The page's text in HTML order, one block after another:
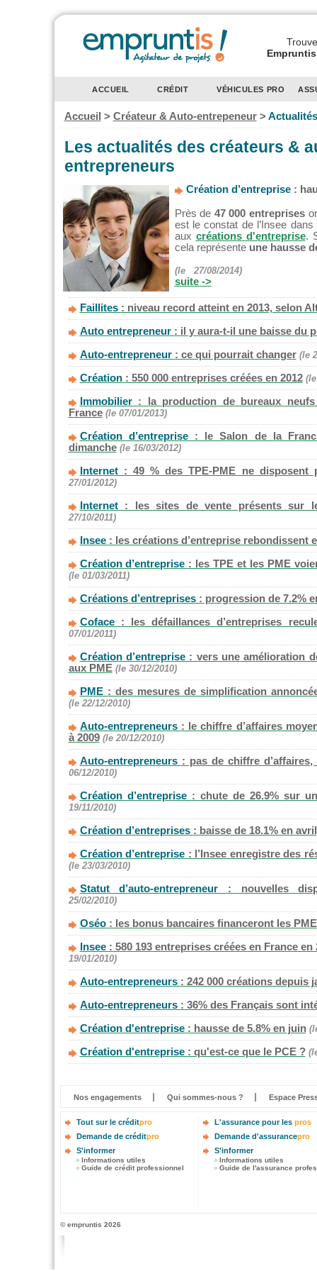
ACCUEIL CRÉDIT VÉHICULES PRO
Accueil > Créateur & Auto-entrepeneur>Actualités
Les actualités des créateurs &
entrepreneurs
Création d’entreprise :
Près de 47 000 entreprises
est le constat de l’Insee
aux créations d'entreprise.
cela représente une hausse
(le 27/08/2014)
suite ->
Faillites : niveau record atteint en 2013, selon
Auto entrepreneur : il y aura-t-il une baisse du
Auto-entrepreneur : ce qui pourrait changer (le
Création : 550 000 entreprises créées en 2012
Immobilier : la production de bureaux
France (le 07/01/2013)
Création d’entreprise : le Salon de la
dimanche (le 16/03/2012)
Internet : 49 % des TPE-PME ne disposent
27/01/2012)
Internet : les sites de vente présents sur
27/10/2011)
Insee : les créations d’entreprise rebondissent
Création d’entreprise : les TPE et les PME
(le 01/03/2011)
Créations d’entreprises : progression de 7.2%
Coface : les défaillances d’entreprises
07/01/2011)
Création d’entreprise : vers une amélioration
aux PME (le 30/12/2010)
PME : des mesures de simplification
(le 22/12/2010)
Auto-entrepreneurs : le chiffre d’affaires
à 2009 (le 20/12/2010)
Auto-entrepreneurs : pas de chiffre
06/12/2010)
Création d’entreprise : chute de 26.9% sur
19/11/2010)
Création d’entreprises : baisse de 18.1% en avril
Création d’entreprise : l’Insee enregistre des
(le 23/03/2010)
Statut d’auto-entrepreneur : nouvelles
25/02/2010)
Oséo : les bonus bancaires financeront les PME
Insee : 580 193 entreprises créées en France en
19/01/2010)
Auto-entrepreneurs : 242 000 créations depuis
Auto-entrepreneurs : 36% des Français sont
Création d'entreprise : hausse de 5.8% en juin
Création d'entreprise : qu'est-ce que le PCE ?
Nos engagements Qui sommes-nous ? Espace
Tout sur le créditpro
Demande de créditpro
S'informer
Informations utiles
Guide de crédit professionnel
L'assurance pour les pros
Demande d'assurancepro
S'informer
Informations utiles
Guide de l'assurance
© empruntis 2026